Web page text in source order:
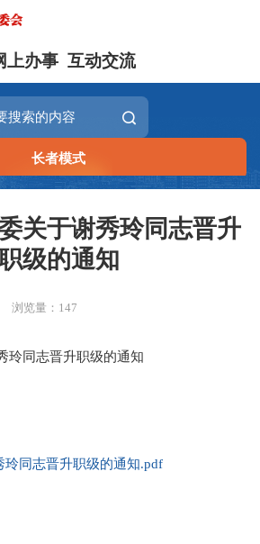
上办事 互动交流
长者模式
关于谢秀玲同志晋升
级的通知
浏览量： 147
玲同志晋升职级的通知
同志晋升职级的通知.pdf